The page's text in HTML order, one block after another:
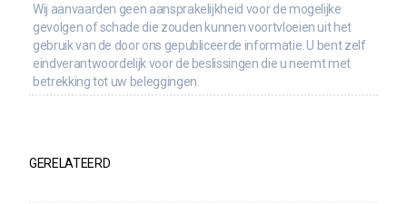
Wij aanvaarden geen aansprakelijkheid voor de mogelijke
gevolgen of schade die zouden kunnen voortvloeien uit het
gebruik van de door ons gepubliceerde informatie. U bent zelf
eindverantwoordelijk voor de beslissingen die u neemt met
betrekking tot uw beleggingen.
GERELATEERD